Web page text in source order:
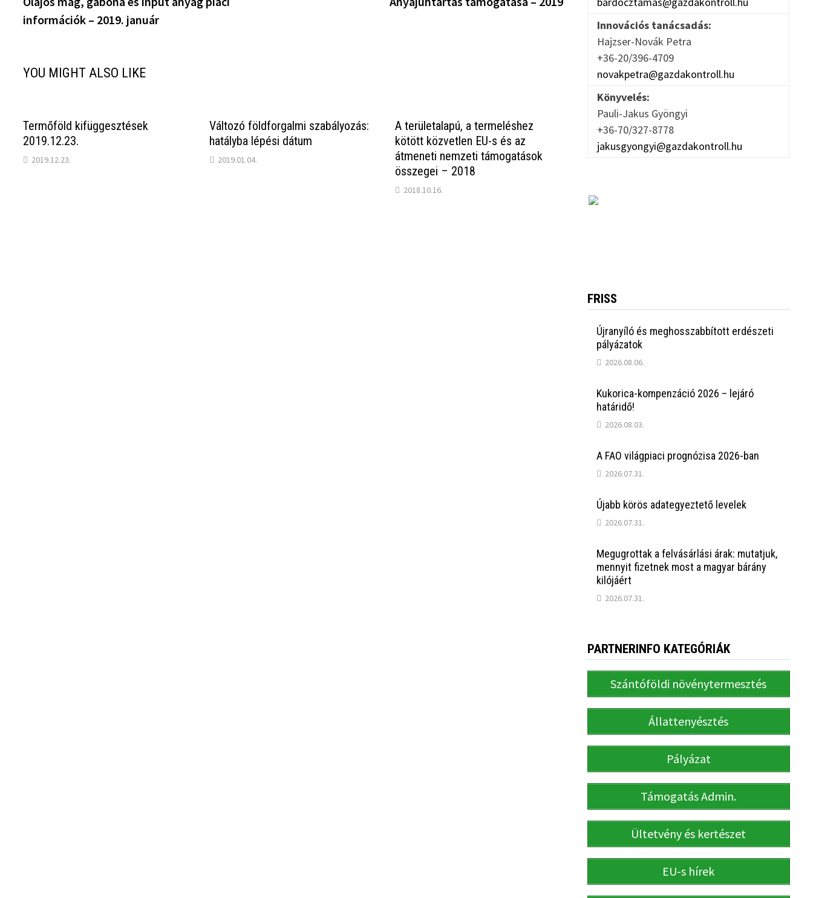
navigáció
információk – 2019. január
YOU MIGHT ALSO LIKE
Termőföld kifüggesztések
2019.12.23.
2019.12.23.
Változó földforgalmi szabályozás:
hatályba lépési dátum
2019.01.04.
A területalapú, a termeléshez
kötött közvetlen EU-s és az
átmeneti nemzeti támogatások
összegei – 2018
2018.10.16.
Innovációs tanácsadás:
Hajzser-Novák Petra
+36-20/396-4709
novakpetra@gazdakontroll.hu
Könyvelés:
Pauli-Jakus Gyöngyi
+36-70/327-8778
jakusgyongyi@gazdakontroll.hu
FRISS
Újranyíló és meghosszabbított erdészeti
pályázatok
2026.08.06.
Kukorica-kompenzáció 2026 – lejáró
határidő!
2026.08.03.
A FAO világpiaci prognózisa 2026-ban
2026.07.31.
Újabb körös adategyeztető levelek
2026.07.31.
Megugrottak a felvásárlási árak: mutatjuk,
mennyit fizetnek most a magyar bárány
kilójáért
2026.07.31.
PARTNERINFO KATEGÓRIÁK
Szántóföldi növénytermesztés
Állattenyésztés
Pályázat
Támogatás Admin.
Ültetvény és kertészet
EU-s hírek